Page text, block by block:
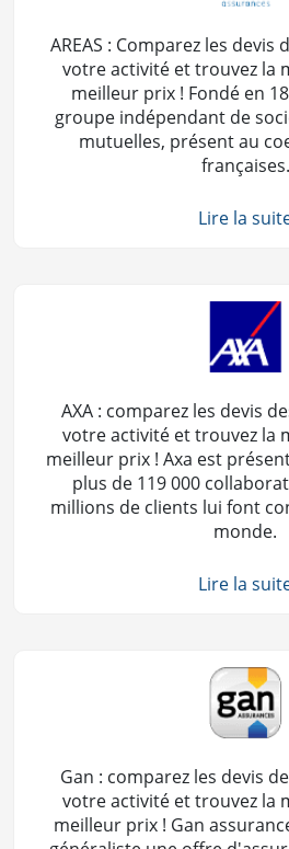
AREAS : Comparez les
votre activité et trouvez la
meilleur prix ! Fondé en
groupe indépendant de
mutuelles, présent au
françaises.
Lire la
AXA : comparez les devis
votre activité et trouvez la
meilleur prix ! Axa est
plus de 119 000
millions de clients lui font
monde.
Lire la
Gan : comparez les devis
votre activité et trouvez la
meilleur prix ! Gan